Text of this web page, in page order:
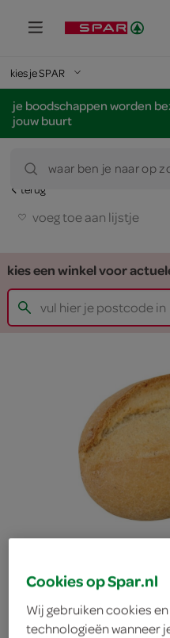
kies je SPAR
je boodschappen worden
jouw buurt
waar ben je naar op
terug
voeg toe aan lijstje
kies een winkel voor
Cookies op Spar.nl
Wij gebruiken cookies
technologieën wanneer